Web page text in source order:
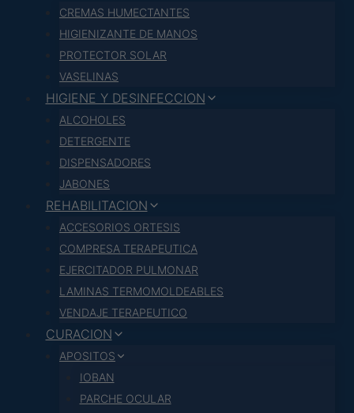
CREMAS HUMECTANTES
HIGIENIZANTE DE MANOS
PROTECTOR SOLAR
VASELINAS
HIGIENE Y DESINFECCION
ALCOHOLES
DETERGENTE
DISPENSADORES
JABONES
REHABILITACION
ACCESORIOS ORTESIS
COMPRESA TERAPEUTICA
EJERCITADOR PULMONAR
LAMINAS TERMOMOLDEABLES
VENDAJE TERAPEUTICO
CURACION
APOSITOS
IOBAN
PARCHE OCULAR